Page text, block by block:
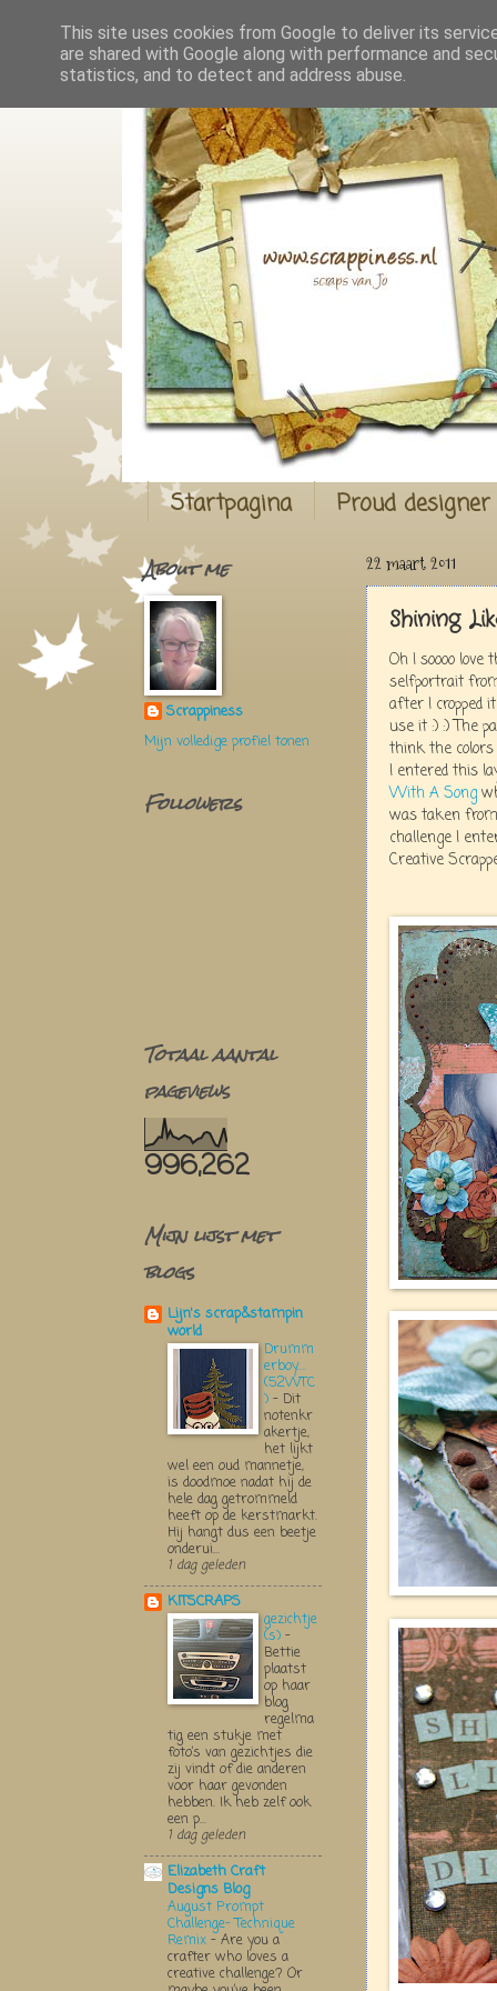
Startpagina Proud
22 maart 2011
Shining
Oh I soooo love
selfportrait
after I cropped
use it :) :) The
think the
I entered this
With A Song
was taken from
challenge I
Creative
About me
Scrappiness
Mijn volledige profiel tonen
Followers
Totaal aantal
pageviews
996,262
Mijn lijst met
blogs
Lijn's scrap&stampin
world
Drumm
erboy....
(52WTC
) - Dit
notenkr
akertje,
het lijkt
wel een oud mannetje,
is doodmoe nadat hij de
hele dag getrommeld
heeft op de kerstmarkt.
Hij hangt dus een beetje
onderui...
1 dag geleden
KITSCRAPS
gezichtje
(s) -
Bettie
plaatst
op haar
blog
regelma
tig een stukje met
foto’s van gezichtjes die
zij vindt of die anderen
voor haar gevonden
hebben. Ik heb zelf ook
een p...
1 dag geleden
Elizabeth Craft
Designs Blog
August Prompt
Challenge- Technique
Remix - Are you a
crafter who loves a
creative challenge? Or
This site uses cookies from Google to deliver its
are shared with Google along with performance and
statistics, and to detect and address abuse.